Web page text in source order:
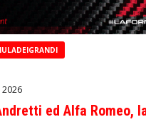
2026
ed Alfa Romeo,